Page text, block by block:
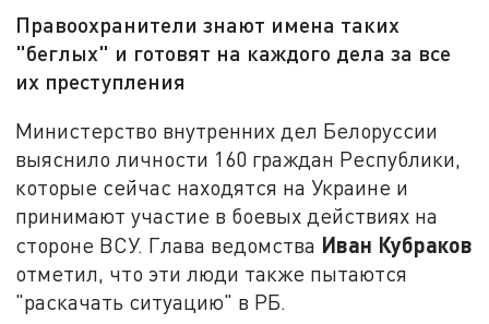
Правоохранители знают имена таких
"беглых" и готовят на каждого дела за все
их преступления
Министерство внутренних дел Белоруссии
выяснило личности 160 граждан Республики,
которые сейчас находятся на Украине и
принимают участие в боевых действиях на
стороне ВСУ. Глава ведомства Иван Кубраков
отметил, что эти люди также пытаются
"раскачать ситуацию" в РБ.